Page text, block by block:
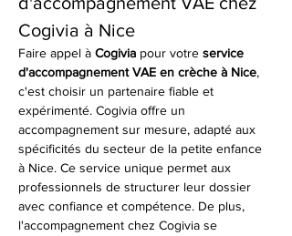
Cogivia à Nice
Faire appel à Cogivia pour votre service
d'accompagnement VAE en crèche à Nice,
c'est choisir un partenaire fiable et
expérimenté. Cogivia offre un
accompagnement sur mesure, adapté aux
spécificités du secteur de la petite enfance
à Nice. Ce service unique permet aux
professionnels de structurer leur dossier
avec confiance et compétence. De plus,
l'accompagnement chez Cogivia se